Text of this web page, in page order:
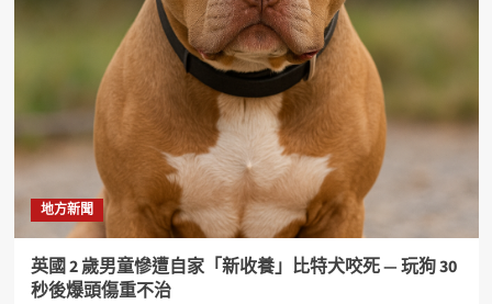
地方新聞
英國 2 歲男童慘遭自家「新收養」比特犬咬死 — 玩狗 30
秒後爆頭傷重不治